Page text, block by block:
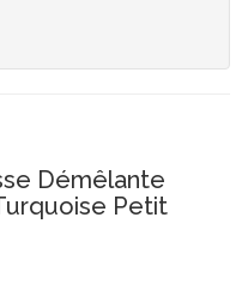
Démêlante
Petit